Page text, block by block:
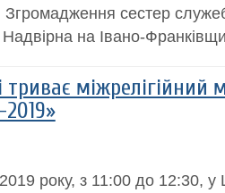
Згромадження cестер
на Івано-
триває міжрелігійний
року, з 11:00 до 12:30,